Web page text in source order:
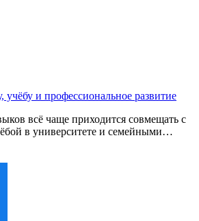
учёбу и профессиональное развитие
всё чаще приходится совмещать с
в университете и семейными…